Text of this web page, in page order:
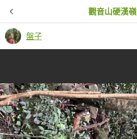
觀音山硬漢嶺
盤子